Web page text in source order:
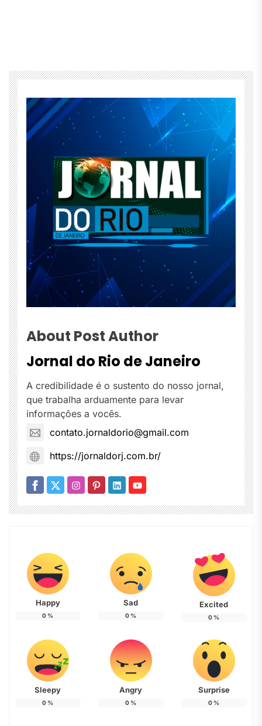
About Post Author
Jornal do Rio de Janeiro
A credibilidade é o sustento do nosso jornal,
que trabalha arduamente para levar
informações a vocês.
contato.jornaldorio@gmail.com
https://jornaldorj.com.br/
Happy
0 %
Sad
0 %
Excited
0 %
Sleepy
0 %
Angry
0 %
Surprise
0 %